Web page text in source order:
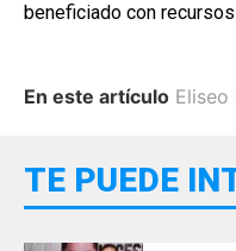
beneficiado con
En este artículo Eliseo
TE PUEDE